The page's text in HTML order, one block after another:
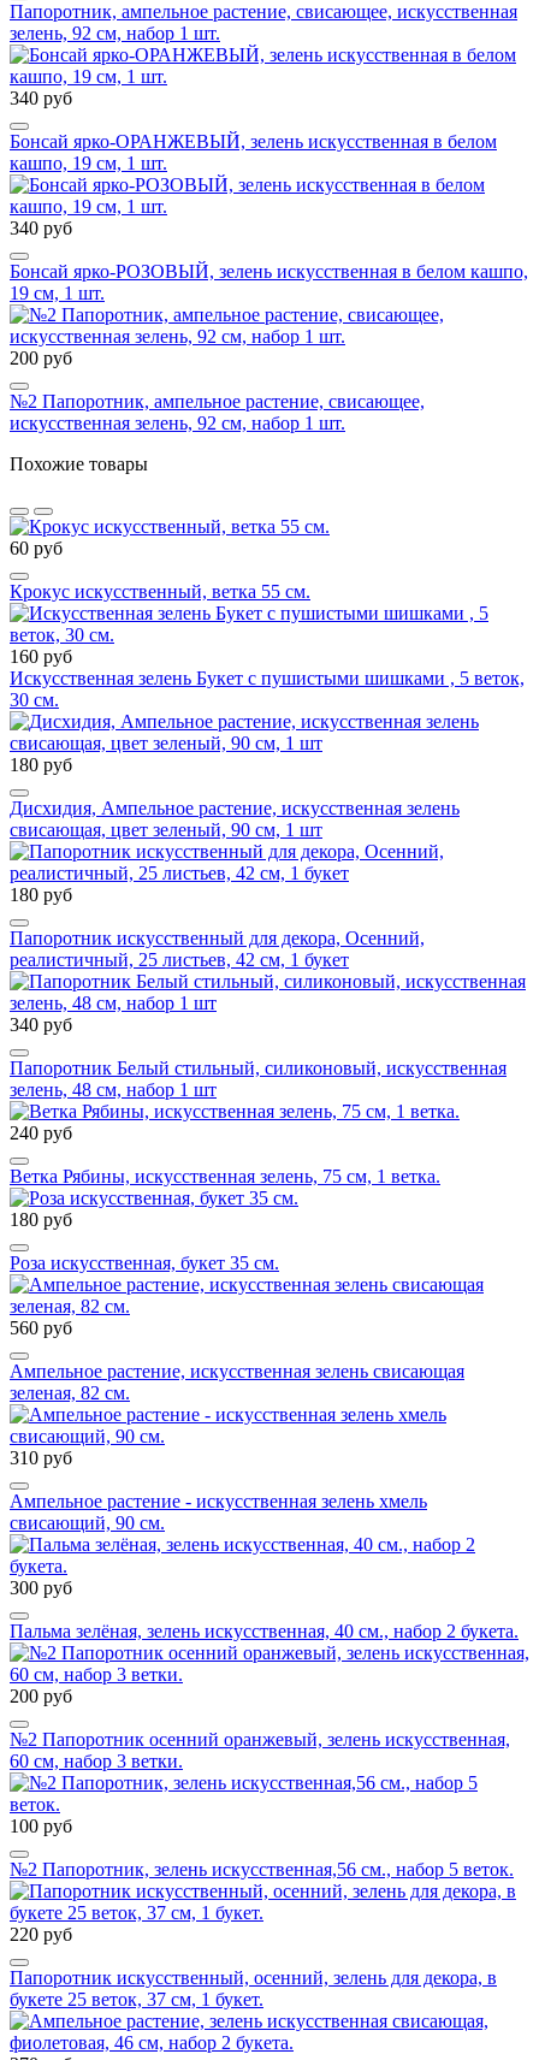
Папоротник, ампельное растение, свисающее, искусственная
зелень, 92 см, набор 1 шт.
340 руб
Бонсай ярко-ОРАНЖЕВЫЙ, зелень искусственная в белом
кашпо, 19 см, 1 шт.
340 руб
Бонсай ярко-РОЗОВЫЙ, зелень искусственная в белом кашпо,
19 см, 1 шт.
200 руб
№2 Папоротник, ампельное растение, свисающее,
искусственная зелень, 92 см, набор 1 шт.
Похожие товары
60 руб
Крокус искусственный, ветка 55 см.
160 руб
Искусственная зелень Букет с пушистыми шишками , 5 веток,
30 см.
180 руб
Дисхидия, Ампельное растение, искусственная зелень
свисающая, цвет зеленый, 90 см, 1 шт
180 руб
Папоротник искусственный для декора, Осенний,
реалистичный, 25 листьев, 42 см, 1 букет
340 руб
Папоротник Белый стильный, силиконовый, искусственная
зелень, 48 см, набор 1 шт
240 руб
Ветка Рябины, искусственная зелень, 75 см, 1 ветка.
180 руб
Роза искусственная, букет 35 см.
560 руб
Ампельное растение, искусственная зелень свисающая
зеленая, 82 см.
310 руб
Ампельное растение - искусственная зелень хмель
свисающий, 90 см.
300 руб
Пальма зелёная, зелень искусственная, 40 см., набор 2 букета.
200 руб
№2 Папоротник осенний оранжевый, зелень искусственная,
60 см, набор 3 ветки.
100 руб
№2 Папоротник, зелень искусственная,56 см., набор 5 веток.
220 руб
Папоротник искусственный, осенний, зелень для декора, в
букете 25 веток, 37 см, 1 букет.